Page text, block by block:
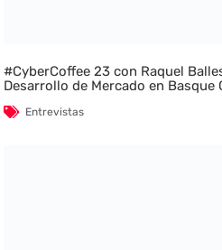
#CyberCoffee 23 con Raquel
Desarrollo de Mercado en
Entrevistas